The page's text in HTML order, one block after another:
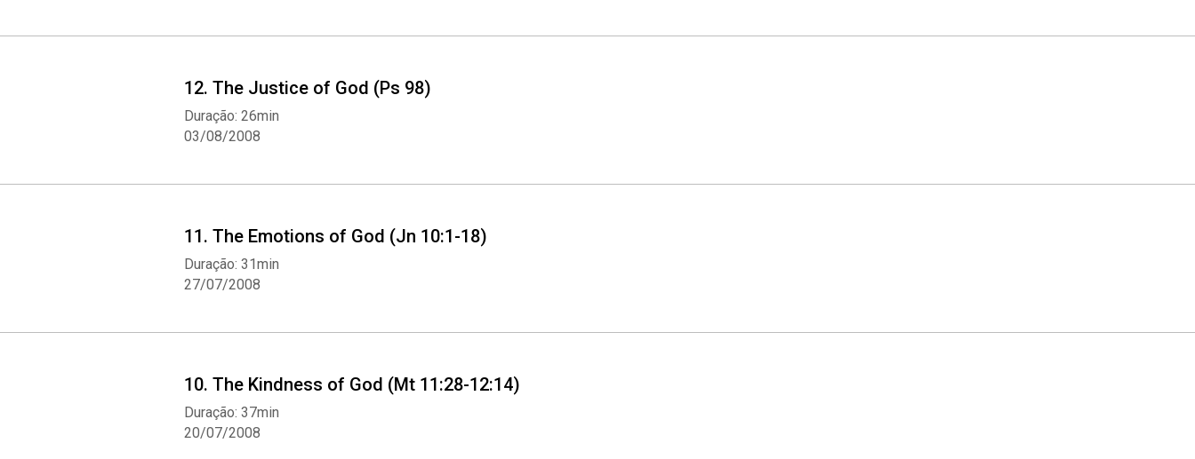
12. The Justice of God (Ps 98)
03/08/2008
Duração: 26min
11. The Emotions of God (Jn 10:1-18)
27/07/2008
Duração: 31min
10. The Kindness of God (Mt 11:28-12:14)
20/07/2008
Duração: 37min